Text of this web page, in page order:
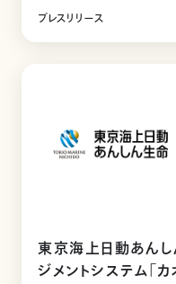
プレスリリース
東京海上日動あん
ジメントシステム「